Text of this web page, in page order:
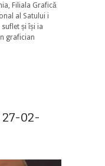
Filiala Grafică
al Satului i
suflet și își ia
grafician
27-02-